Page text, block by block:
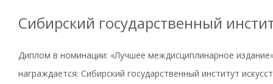
Сибирский государственный
Диплом в номинации: «Лучшее междисциплинарное
награждается: Сибирский государственный институт